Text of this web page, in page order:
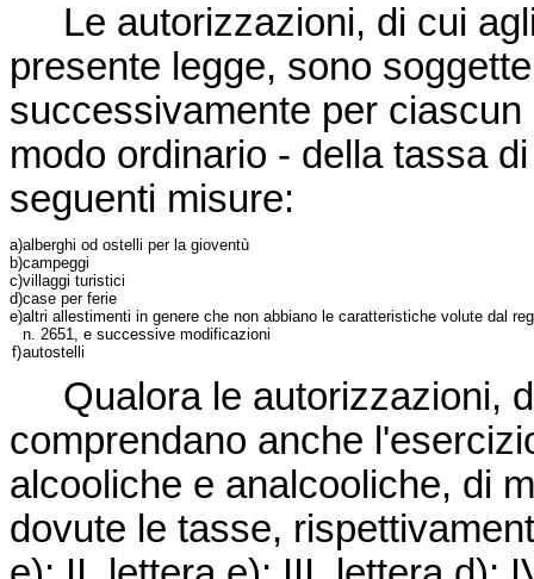
Le autorizzazioni, di cui
presente legge, sono
successivamente per
modo ordinario - della tassa
seguenti misure:
a)alberghi od ostelli per la gioventù
b)campeggi
c)villaggi turistici
d)case per ferie
e)altri allestimenti in genere che non abbiano le caratteristiche volute dal
n. 2651, e successive modificazioni
f)autostelli
Qualora le autorizzazioni,
comprendano anche
alcooliche e analcooliche, di
dovute le tasse,